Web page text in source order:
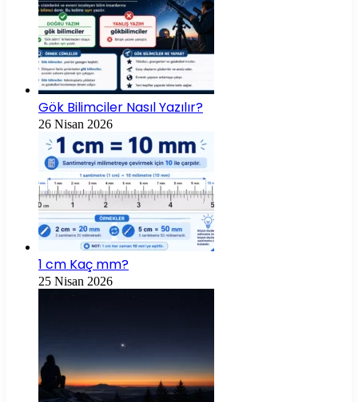
Gök Bilimciler Nasıl Yazılır?
26 Nisan 2026
1 cm Kaç mm?
25 Nisan 2026